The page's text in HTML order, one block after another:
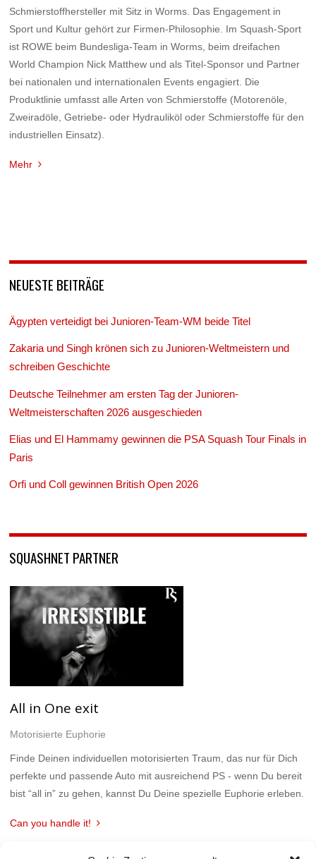
Schmierstoffhersteller mit Sitz in Worms. Das Engagement in
Sport und Kultur gehört zur Firmen-Philosophie. Im Squash-Sport
ist ROWE beim Bundesliga-Team in Worms, beim dreifachen
World Champion Nick Matthew und als Titel-Sponsor und Partner
bei nationalen und internationalen Events engagiert. Die
Produktlinie umfasst alle Arten von Schmierstoffe (Motorenöle,
Zweiradöle, Getriebe- oder Hydrauliköl oder Schmierstoffe für den
industriellen Einsatz).
Mehr
NEUESTE BEITRÄGE
Ägypten verteidigt bei Junioren-Team-WM beide Titel
Zakaria und Singh krönen sich zu Junioren-Weltmeistern und
schreiben Geschichte
Deutsche Teilnehmer am ersten Tag der Junioren-
Weltmeisterschaften 2026 ausgeschieden
Elias und El Hammamy gewinnen die PSA Squash Tour Finals in
Paris
Orfi und Coll gewinnen British Open 2026
SQUASHNET PARTNER
All in One exit
Motorisierte Euphorie
Finde Deinen individuellen motorisierten Traum, das nur für Dich
perfekte und passende Auto mit ausreichend PS - wenn Du bereit
bist “all in” zu gehen, kannst Du Deine spezielle Euphorie erleben.
Can you handle it!